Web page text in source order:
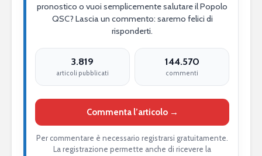
pronostico o vuoi semplicemente salutare il Popolo
QSC? Lascia un commento: saremo felici di
risponderti.
3.819
articoli pubblicati
144.570
commenti
Commenta l’articolo →
Per commentare è necessario registrarsi gratuitamente.
La registrazione permette anche di ricevere la